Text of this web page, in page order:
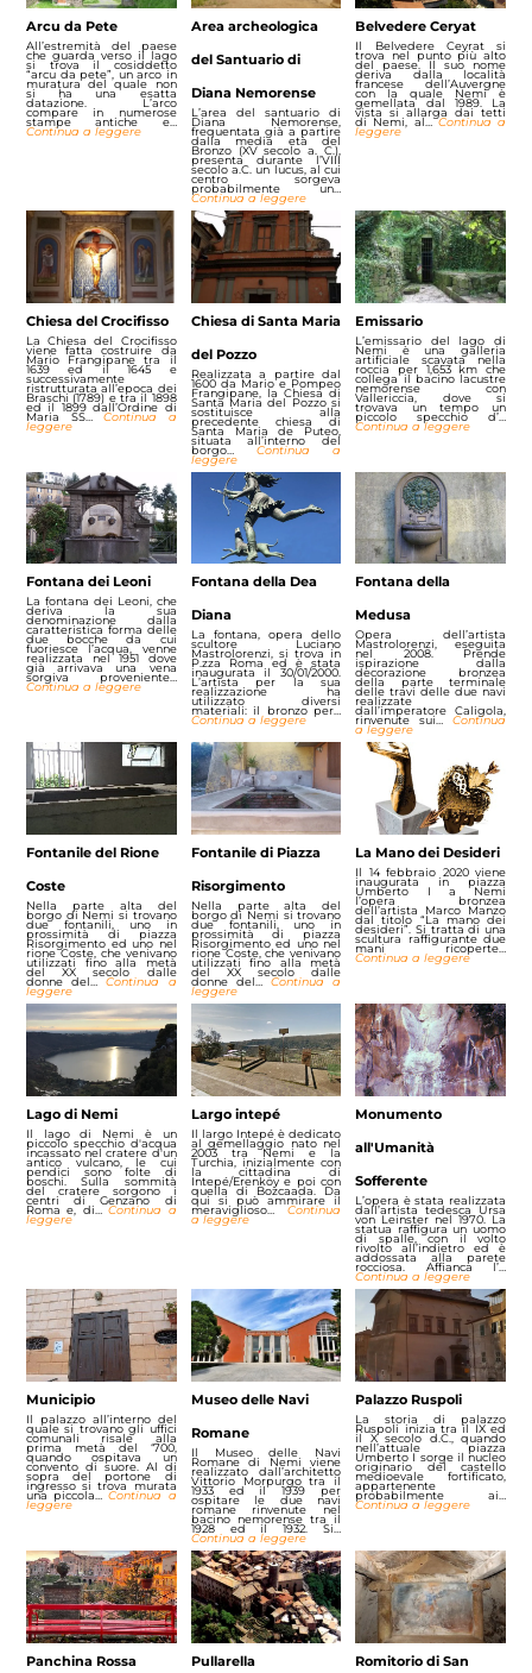
Arcu da Pete
All’estremità del paese
che guarda verso il lago
si trova il cosiddetto
“arcu da pete”, un arco in
muratura del quale non
si ha una esatta
datazione. L’arco
compare in numerose
stampe antiche e…
Continua a leggere
Area archeologica
del Santuario di
Diana Nemorense
L’area del santuario di
Diana Nemorense,
frequentata già a partire
dalla media età del
Bronzo (XV secolo a. C.),
presenta durante l’VIII
secolo a.C. un lucus, al cui
centro sorgeva
probabilmente un…
Continua a leggere
Belvedere Ceryat
Il Belvedere Ceyrat si
trova nel punto più alto
del paese. Il suo nome
deriva dalla località
francese dell’Auvergne
con la quale Nemi è
gemellata dal 1989. La
vista si allarga dai tetti
di Nemi, al…Continua a
leggere
Chiesa del Crocifisso
La Chiesa del Crocifisso
viene fatta costruire da
Mario Frangipane tra il
1639 ed il 1645 e
successivamente
ristrutturata all’epoca dei
Braschi (1789) e tra il 1898
ed il 1899 dall’Ordine di
Maria SS…Continua a
leggere
Chiesa di Santa Maria
del Pozzo
Realizzata a partire dal
1600 da Mario e Pompeo
Frangipane, la Chiesa di
Santa Maria del Pozzo si
sostituisce alla
precedente chiesa di
Santa Maria de Puteo,
situata all’interno del
borgo… Continua a
leggere
Emissario
L’emissario del lago di
Nemi è una galleria
artificiale scavata nella
roccia per 1,653 km che
collega il bacino lacustre
nemorense con
Vallericcia, dove si
trovava un tempo un
piccolo specchio d’…
Continua a leggere
Fontana dei Leoni
La fontana dei Leoni, che
deriva la sua
denominazione dalla
caratteristica forma delle
due bocche da cui
fuoriesce l’acqua, venne
realizzata nel 1951 dove
già arrivava una vena
sorgiva proveniente…
Continua a leggere
Fontana della Dea
Diana
La fontana, opera dello
scultore Luciano
Mastrolorenzi, si trova in
P.zza Roma ed è stata
inaugurata il 30/01/2000.
L’artista per la sua
realizzazione ha
utilizzato diversi
materiali: il bronzo per…
Continua a leggere
Fontana della
Medusa
Opera dell’artista
Mastrolorenzi, eseguita
nel 2008. Prende
ispirazione dalla
decorazione bronzea
della parte terminale
delle travi delle due navi
realizzate
dall’imperatore Caligola,
rinvenute sui… Continua
a leggere
Fontanile del Rione
Coste
Nella parte alta del
borgo di Nemi si trovano
due fontanili, uno in
prossimità di piazza
Risorgimento ed uno nel
rione Coste, che venivano
utilizzati fino alla metà
del XX secolo dalle
donne del…Continua a
leggere
Fontanile di Piazza
Risorgimento
Nella parte alta del
borgo di Nemi si trovano
due fontanili, uno in
prossimità di piazza
Risorgimento ed uno nel
rione Coste, che venivano
utilizzati fino alla metà
del XX secolo dalle
donne del…Continua a
leggere
La Mano dei Desideri
Il 14 febbraio 2020 viene
inaugurata in piazza
Umberto I a Nemi
l’opera bronzea
dell’artista Marco Manzo
dal titolo “La mano dei
desideri”. Si tratta di una
scultura raffigurante due
mani ricoperte…
Continua a leggere
Lago di Nemi
Il lago di Nemi è un
piccolo specchio d'acqua
incassato nel cratere d'un
antico vulcano, le cui
pendici sono folte di
boschi. Sulla sommità
del cratere sorgono i
centri di Genzano di
Roma e, di…Continua a
leggere
Largo intepé
Il largo Intepé è dedicato
al gemellaggio nato nel
2003 tra Nemi e la
Turchia, inizialmente con
la cittadina di
Intepé/Erenköy e poi con
quella di Bozcaada. Da
qui si può ammirare il
meraviglioso…Continua
a leggere
Monumento
all'Umanità
Sofferente
L’opera è stata realizzata
dall’artista tedesca Ursa
von Leinster nel 1970. La
statua raffigura un uomo
di spalle, con il volto
rivolto all’indietro ed è
addossata alla parete
rocciosa. Affianca l’…
Continua a leggere
Municipio
Il palazzo all’interno del
quale si trovano gli uffici
comunali risale alla
prima metà del ‘700,
quando ospitava un
convento di suore. Al di
sopra del portone di
ingresso si trova murata
una piccola…Continua a
leggere
Museo delle Navi
Romane
Il Museo delle Navi
Romane di Nemi viene
realizzato dall’architetto
Vittorio Morpurgo tra il
1933 ed il 1939 per
ospitare le due navi
romane rinvenute nel
bacino nemorense tra il
1928 ed il 1932. Si…
Continua a leggere
Palazzo Ruspoli
La storia di palazzo
Ruspoli inizia tra il IX ed
il X secolo d.C., quando
nell’attuale piazza
Umberto I sorge il nucleo
originario del castello
medioevale fortificato,
appartenente
probabilmente ai…
Continua a leggere
Panchina Rossa Pullarella Romitorio di San